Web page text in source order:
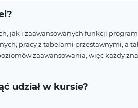
jak i zaawansowanych funkcji
pracy z tabelami przestawnymi, a
zaawansowania, więc każdy
udział w kursie?